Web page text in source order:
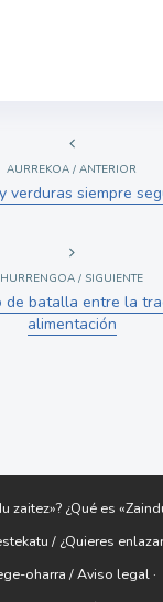
AURREKOA / ANTERIOR
verduras siempre
HURRENGOA / SIGUIENTE
de batalla entre la
alimentación
zaitez»? ¿Qué es
/ ¿Quieres
oharra / Aviso legal ·